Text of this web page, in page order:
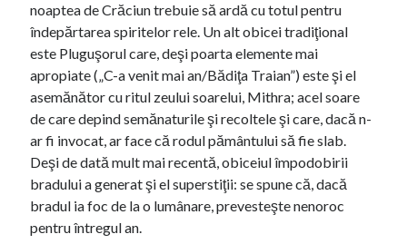
noaptea de Crăciun trebuie să ardă cu totul pentru
îndepărtarea spiritelor rele. Un alt obicei tradiţional
este Pluguşorul care, deşi poarta elemente mai
apropiate („C-a venit mai an/Bădiţa Traian”) este şi el
asemănător cu ritul zeului soarelui, Mithra; acel soare
de care depind semănaturile şi recoltele şi care, dacă n-
ar fi invocat, ar face că rodul pământului să fie slab.
Deşi de dată mult mai recentă, obiceiul împodobirii
bradului a generat şi el superstiţii: se spune că, dacă
bradul ia foc de la o lumânare, prevesteşte nenoroc
pentru întregul an.